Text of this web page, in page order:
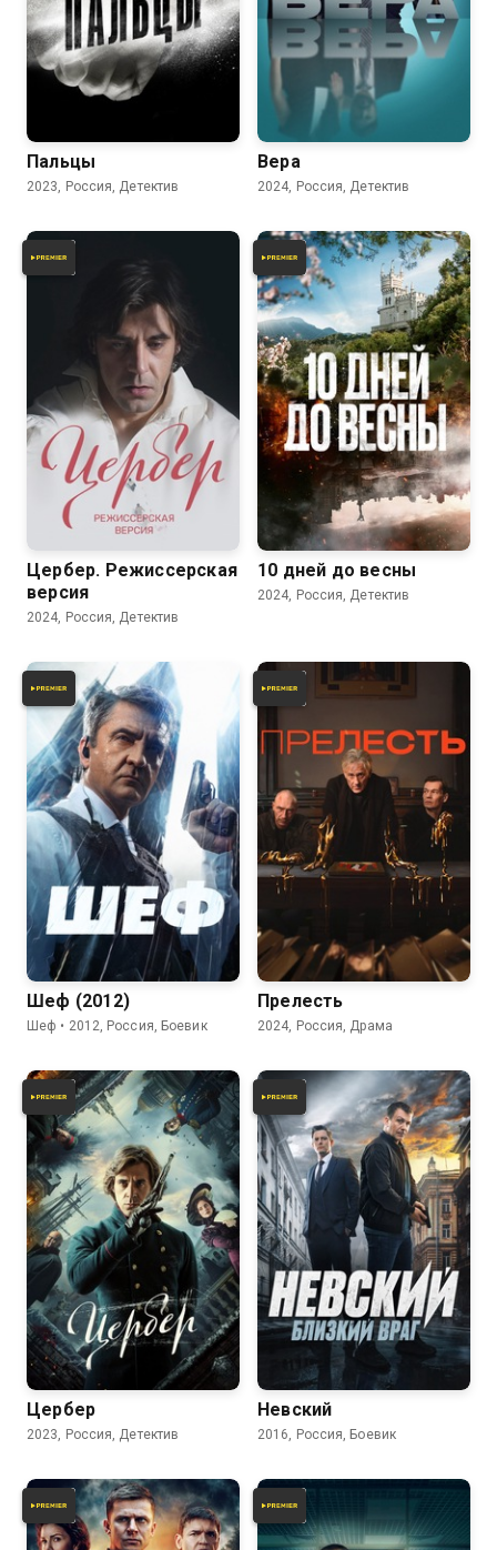
Пальцы
2023, Россия, Детектив
6.1
Вера
2024, Россия, Детектив
Цербер. Режиссерская
версия
2024, Россия, Детектив
7.9
10 дней до весны
2024, Россия, Детектив
7.3 7.5
Шеф (2012)
Шеф • 2012, Россия, Боевик
6.4
Прелесть
2024, Россия, Драма
5.8
Цербер
2023, Россия, Детектив
Невский
2016, Россия, Боевик